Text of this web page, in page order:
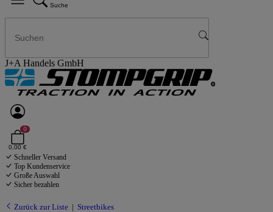
Suche
J+A Handels GmbH
0
0,00 €
Schneller Versand
Top Kundenservice
Große Auswahl
Sicher bezahlen
Zurück zur Liste Streetbikes